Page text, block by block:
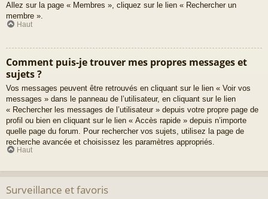
Allez sur la page « Membres », cliquez sur le lien « Rechercher un
membre ».
Haut
Comment puis-je trouver mes propres messages et
sujets ?
Vos messages peuvent être retrouvés en cliquant sur le lien « Voir vos
messages » dans le panneau de l’utilisateur, en cliquant sur le lien
« Rechercher les messages de l’utilisateur » depuis votre propre page de
profil ou bien en cliquant sur le lien « Accès rapide » depuis n’importe
quelle page du forum. Pour rechercher vos sujets, utilisez la page de
recherche avancée et choisissez les paramètres appropriés.
Haut
Surveillance et favoris